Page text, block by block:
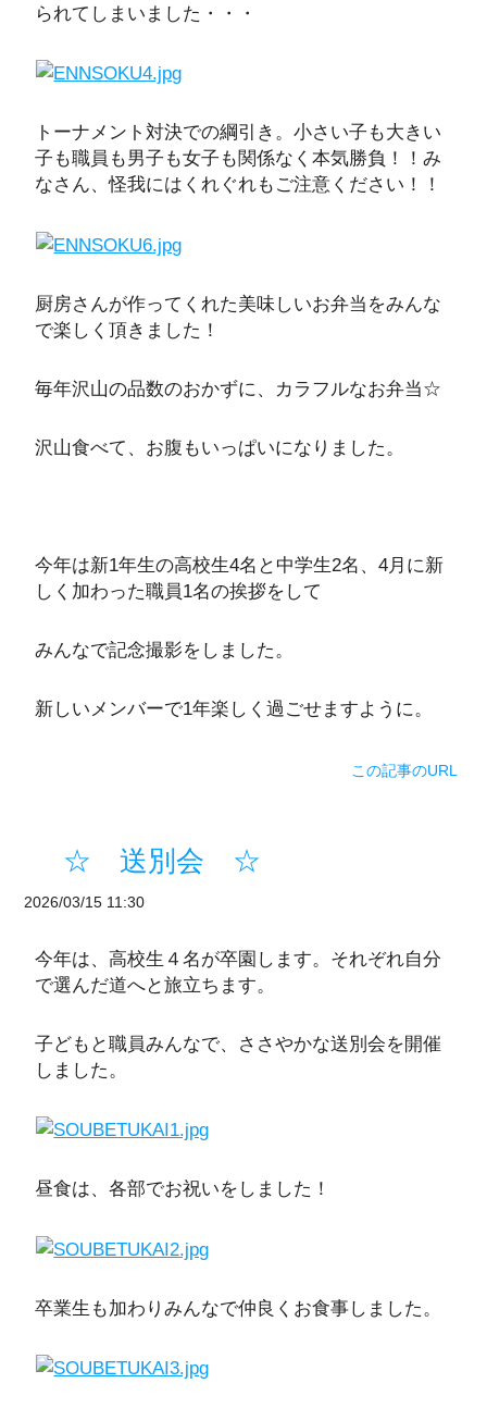
られてしまいました・・・
トーナメント対決での綱引き。小さい子も大きい
子も職員も男子も女子も関係なく本気勝負！！み
なさん、怪我にはくれぐれもご注意ください！！
厨房さんが作ってくれた美味しいお弁当をみんな
で楽しく頂きました！
毎年沢山の品数のおかずに、カラフルなお弁当☆
沢山食べて、お腹もいっぱいになりました。
今年は新1年生の高校生4名と中学生2名、4月に新
しく加わった職員1名の挨拶をして
みんなで記念撮影をしました。
新しいメンバーで1年楽しく過ごせますように。
この記事のURL
☆ 送別会 ☆
2026/03/15 11:30
今年は、高校生４名が卒園します。それぞれ自分
で選んだ道へと旅立ちます。
子どもと職員みんなで、ささやかな送別会を開催
しました。
昼食は、各部でお祝いをしました！
卒業生も加わりみんなで仲良くお食事しました。